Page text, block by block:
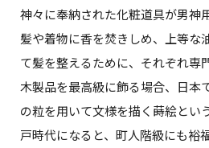
神々に奉納された化粧道具が男神
髪や着物に香を焚きしめ、上等な
て髪を整えるために、それぞれ専
木製品を最高級に飾る場合、日本
の粒を用いて文様を描く蒔絵とい
戸時代になると、町人階級にも裕